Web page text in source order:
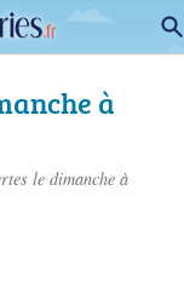
à
le dimanche à